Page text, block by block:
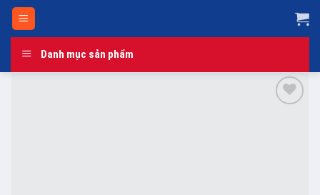
Skip
Danh mục sản phẩm